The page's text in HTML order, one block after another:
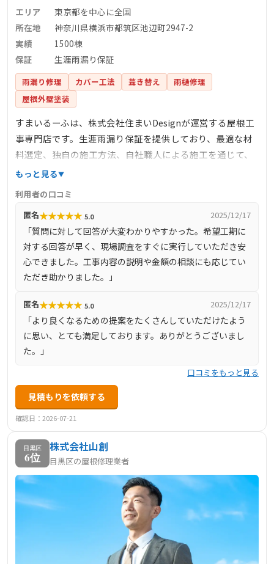
エリア
東京都を中心に全国
所在地
神奈川県横浜市都筑区池辺町2947-2
実績
1500棟
保証
生涯雨漏り保証
雨漏り修理 カバー工法 葺き替え
雨樋修理
屋根外壁塗装
すまいるーふは、株式会社住まいDesignが運営する屋根工
事専門店です。生涯雨漏り保証を提供しており、最適な材
料選定、独自の施工方法、自社職人による施工を通じて、
雨漏りしない住まいの安心を提供しています。完全自社施
任を持って施工を行っています。また、しつこい営業を一
切行わず、お客様のご要望に沿った最善の提案を心掛けて
います。
もっと見る
利用者の口コミ
匿名★★★★★ 5.0 2025/12/17
「質問に対して回答が大変わかりやすかった。希望工期に
対する回答が早く、現場調査をすぐに実行していただき安
心できました。工事内容の説明や金額の相談にも応じてい
ただき助かりました。」
匿名★★★★★ 5.0 2025/12/17
「より良くなるための提案をたくさんしていただけたよう
に思い、とても満足しております。ありがとうございまし
た。」
口コミをもっと見る
見積もりを依頼する
確認日：2026-07-21
目黒区
6位
株式会社山創
目黒区の屋根修理業者